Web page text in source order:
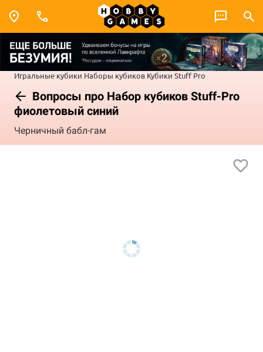
Игральные кубики Наборы кубиков Кубики Stuff Pro
Вопросы про Набор кубиков Stuff-Pro
фиолетовый синий
Черничный бабл-гам